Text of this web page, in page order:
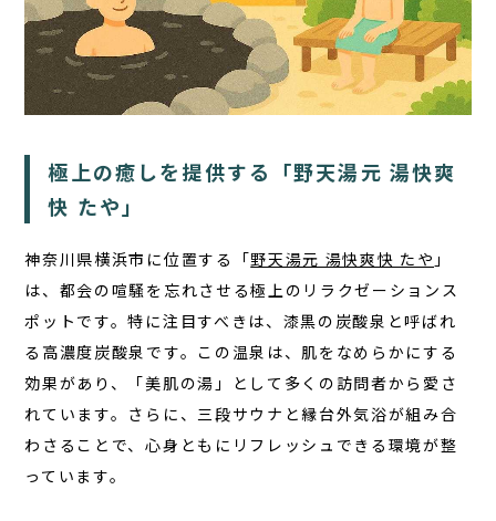
宿泊
食事
アクティビティ
コラム
お知らせ
お問い合わせ
JA
EN
極上の癒しを提供する「野天湯元 湯快爽
快 たや」
神奈川県横浜市に位置する「野天湯元 湯快爽快 たや 」
は、都会の喧騒を忘れさせる極上のリラクゼーションス
ポットです。特に注目すべきは、 漆黒の炭酸泉 と呼ばれ
る高濃度炭酸泉です。この温泉は、肌をなめらかにする
効果があり、「美肌の湯」として多くの訪問者から愛さ
れています。さらに、三段サウナと縁台外気浴が組み合
わさることで、心身ともにリフレッシュできる環境が整
っています。